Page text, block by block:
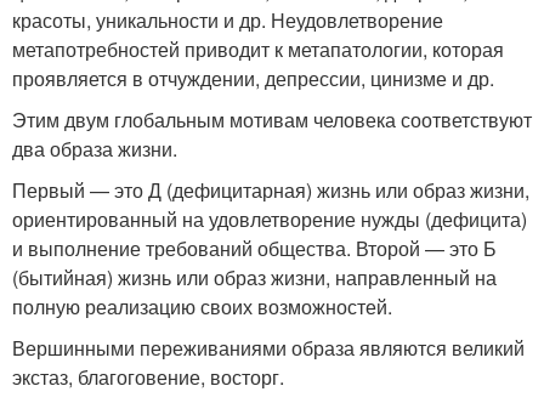
красоты, уникальности и др. Неудовлетворение
метапотребностей приводит к метапатологии, которая
проявляется в отчуждении, депрессии, цинизме и др.
Этим двум глобальным мотивам человека соответствуют
два образа жизни.
Первый — это Д (дефицитарная) жизнь или образ жизни,
ориентированный на удовлетворение нужды (дефицита)
и выполнение требований общества. Второй — это Б
(бытийная) жизнь или образ жизни, направленный на
полную реализацию своих возможностей.
Вершинными переживаниями образа являются великий
экстаз, благоговение, восторг.